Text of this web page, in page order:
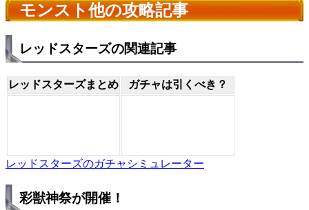
モンスト他の攻略記事
レッドスターズの関連記事
レッドスターズまとめ ガチャは引くべき？
レッドスターズのガチャシミュレーター
彩獣神祭が開催！